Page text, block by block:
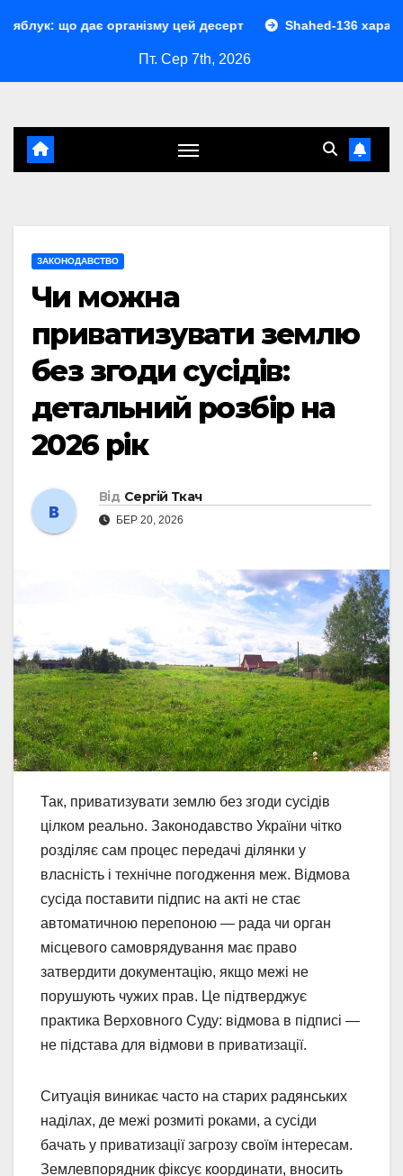
цей десерт Shahed-136 характеристики:
Пт. Сер 7th, 2026
ЗАКОНОДАВСТВО
Чи можна
приватизувати землю
без згоди сусідів:
детальний розбір на
2026 рік
Від Сергій Ткач
БЕР 20, 2026
Так, приватизувати землю без згоди сусідів
цілком реально. Законодавство України чітко
розділяє сам процес передачі ділянки у
власність і технічне погодження меж. Відмова
сусіда поставити підпис на акті не стає
автоматичною перепоною — рада чи орган
місцевого самоврядування має право
затвердити документацію, якщо межі не
порушують чужих прав. Це підтверджує
практика Верховного Суду: відмова в підписі —
не підстава для відмови в приватизації.
Ситуація виникає часто на старих радянських
наділах, де межі розмиті роками, а сусіди
бачать у приватизації загрозу своїм інтересам.
Землевпорядник фіксує координати, вносить